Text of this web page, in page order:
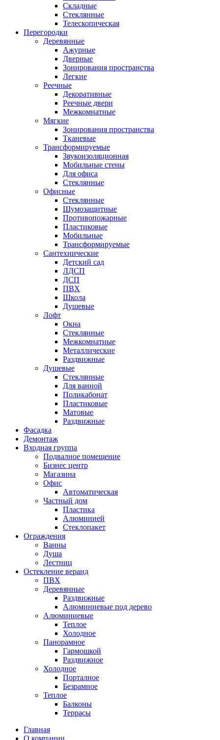
Складные
Стеклянные
Телескопическая
Перегородки
Деревянные
Ажурные
Дверные
Зонирования пространства
Легкие
Реечные
Декоративные
Реечные двери
Межкомнатные
Мягкие
Зонирования пространства
Тканевые
Трансформируемые
Звукоизоляционная
Мобильные стены
Для офиса
Стеклянные
Офисные
Стеклянные
Шумозащитные
Противопожарные
Пластиковые
Мобильные
Трансформируемые
Сантехнические
Детский сад
ЛДСП
ДСП
ПВХ
Школа
Душевые
Лофт
Окна
Стеклянные
Межкомнатные
Металлические
Раздвижные
Душевые
Стеклянные
Для ванной
Поликабонат
Пластиковые
Матовые
Раздвижные
Фасадка
Демонтаж
Входная группа
Подвалное помещение
Бизнес центр
Магазина
Офис
Автоматическая
Частный дом
Пластика
Алюминией
Стеклопакет
Ограждения
Ванны
Душа
Лестниц
Остекление веранд
ПВХ
Деревянные
Раздвижные
Алюминиевые под дерево
Алюминиевые
Теплое
Холодное
Панорамное
Гармошкой
Раздвижное
Холодное
Порталное
Безрамное
Теплое
Балконы
Террасы
Главная
О компании